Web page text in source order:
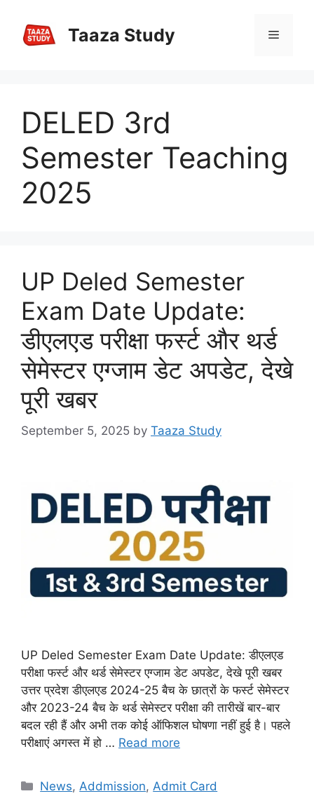
content
Taaza Study Menu
DELED 3rd
Semester Teaching
2025
UP Deled Semester
Exam Date Update:
डीएलएड परीक्षा फर्स्ट और थर्ड
सेमेस्टर एग्जाम डेट अपडेट, देखे
पूरी खबर
September 5, 2025 by Taaza Study
UP Deled Semester Exam Date Update: डीएलएड
परीक्षा फर्स्ट और थर्ड सेमेस्टर एग्जाम डेट अपडेट, देखे पूरी खबर
उत्तर प्रदेश डीएलएड 2024-25 बैच के छात्रों के फर्स्ट सेमेस्टर
और 2023-24 बैच के थर्ड सेमेस्टर परीक्षा की तारीखें बार-बार
बदल रही हैं और अभी तक कोई ऑफिशल घोषणा नहीं हुई है। पहले
परीक्षाएं अगस्त में हो … Read more
Categories
News, Addmission, Admit Card